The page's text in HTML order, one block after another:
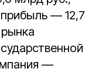
прибыль — 12,7
—